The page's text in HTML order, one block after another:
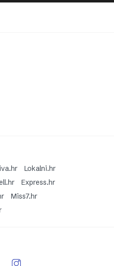
Lokalni.hr
Express.hr
Miss7.hr